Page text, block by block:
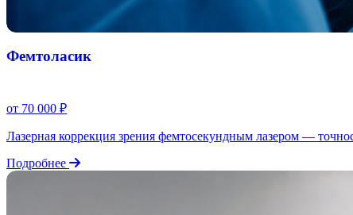
Фемтоласик
от 70 000 ₽
Лазерная коррекция зрения фемтосекундным лазером —
Подробнее